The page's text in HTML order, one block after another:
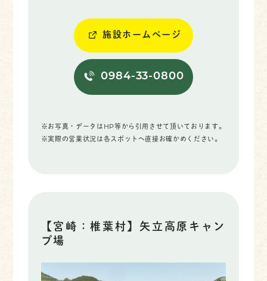
施設ホームページ
0984-33-0800
※お写真・データはHP等から引用させて頂いております。
※実際の営業状況は各スポットへ直接お確かめください。
【宮崎：椎葉村】矢立高原キャン
プ場